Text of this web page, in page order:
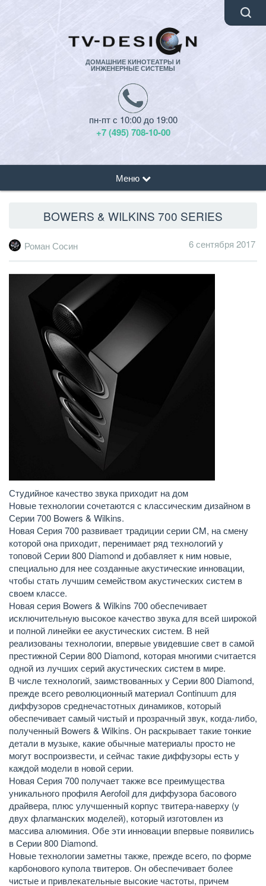
ДОМАШНИЕ КИНОТЕАТРЫ И
ИНЖЕНЕРНЫЕ СИСТЕМЫ
пн-пт с 10:00 до 19:00
+7 (495) 708-10-00
Меню
BOWERS & WILKINS 700 SERIES
Роман Сосин 6 сентября 2017
Студийное качество звука приходит на дом
Новые технологии сочетаются с классическим дизайном в
Серии 700 Bowers & Wilkins.
Новая Серия 700 развивает традиции серии CM, на смену
которой она приходит, перенимает ряд технологий у
топовой Серии 800 Diamond и добавляет к ним новые,
специально для нее созданные акустические инновации,
чтобы стать лучшим семейством акустических систем в
своем классе.
Новая серия Bowers & Wilkins 700 обеспечивает
исключительную высокое качество звука для всей широкой
и полной линейки ее акустических систем. В ней
реализованы технологии, впервые увидевшие свет в самой
престижной Серии 800 Diamond, которая многими считается
одной из лучших серий акустических систем в мире.
В числе технологий, заимствованных у Серии 800 Diamond,
прежде всего революционный материал Continuum для
диффузоров среднечастотных динамиков, который
обеспечивает самый чистый и прозрачный звук, когда-либо,
полученный Bowers & Wilkins. Он раскрывает такие тонкие
детали в музыке, какие обычные материалы просто не
могут воспроизвести, и сейчас такие диффузоры есть у
каждой модели в новой серии.
Новая Серия 700 получает также все преимущества
уникального профиля Aerofoil для диффузора басового
драйвера, плюс улучшенный корпус твитера-наверху (у
двух флагманских моделей), который изготовлен из
массива алюминия. Обе эти инновации впервые появились
в Серии 800 Diamond.
Новые технологии заметны также, прежде всего, по форме
карбонового купола твитеров. Он обеспечивает более
чистые и привлекательные высокие частоты, причем